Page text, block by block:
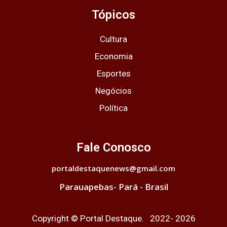
Tópicos
Cultura
Economia
Esportes
Negócios
Política
Fale Conosco
portaldestaquenews@gmail.com
Parauapebas- Pará - Brasil
Copyright © Portal Destaque. 2022- 2026